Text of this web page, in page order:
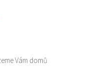
Vám domů